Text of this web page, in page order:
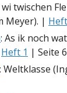
twischen
Meyer). |
: As ik noch
Heft 1 | Seite
: Weltklasse